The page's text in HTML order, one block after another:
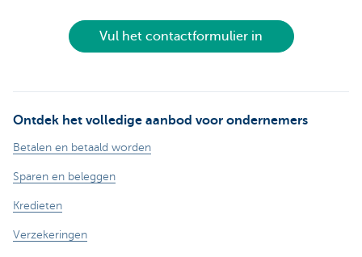
Vul het contactformulier in
Ontdek het volledige aanbod voor ondernemers
Betalen en betaald worden
Sparen en beleggen
Kredieten
Verzekeringen